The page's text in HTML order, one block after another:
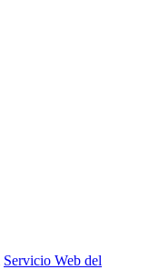
Servicio Web del